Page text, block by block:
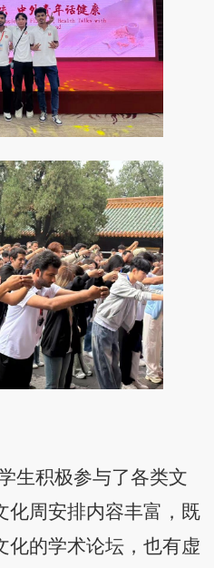
生积极参与了各类文
化周安排内容丰富，既
化的学术论坛，也有虚